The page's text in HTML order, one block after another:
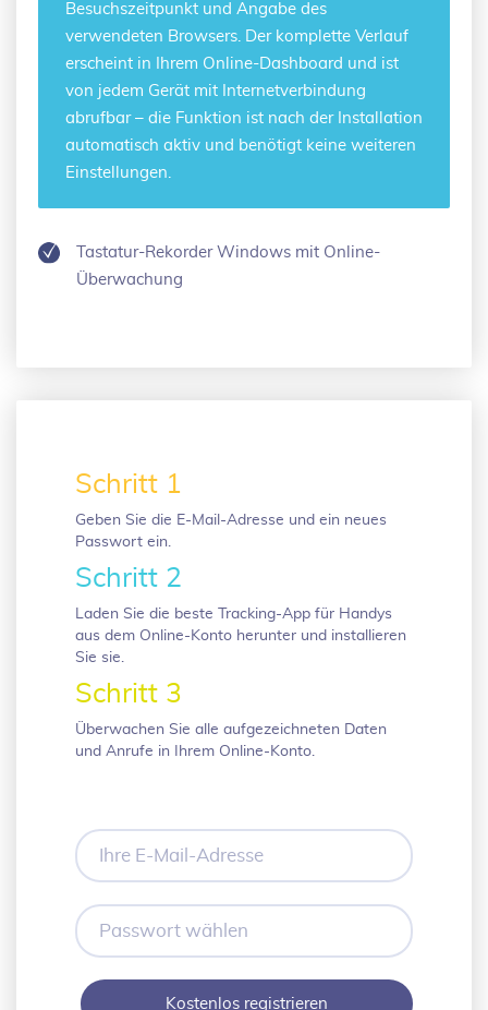
Besuchszeitpunkt und Angabe des
verwendeten Browsers. Der komplette Verlauf
erscheint in Ihrem Online-Dashboard und ist
von jedem Gerät mit Internetverbindung
abrufbar – die Funktion ist nach der Installation
automatisch aktiv und benötigt keine weiteren
Einstellungen.
Tastatur-Rekorder Windows mit Online-
Überwachung
Schritt 1
Geben Sie die E-Mail-Adresse und ein neues
Passwort ein.
Schritt 2
Laden Sie die beste Tracking-App für Handys
aus dem Online-Konto herunter und installieren
Sie sie.
Schritt 3
Überwachen Sie alle aufgezeichneten Daten
und Anrufe in Ihrem Online-Konto.
Ihre
E-
Mail-
Adresse
Passwort
wählen